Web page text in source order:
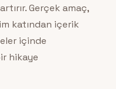
Gerçek amaç,
katından içerik
içinde
hikaye